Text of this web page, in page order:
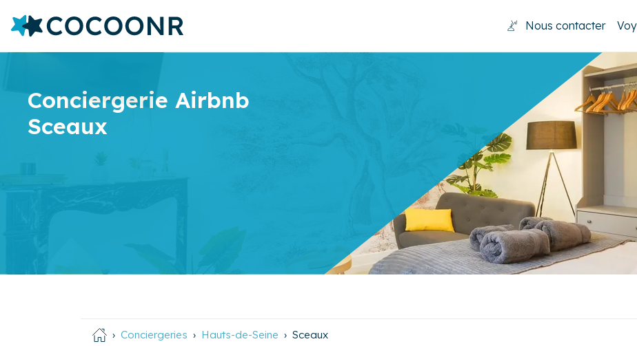
Nous contacter
Conciergerie Airbnb
Sceaux
Conciergeries Hauts-de-Seine Sceaux